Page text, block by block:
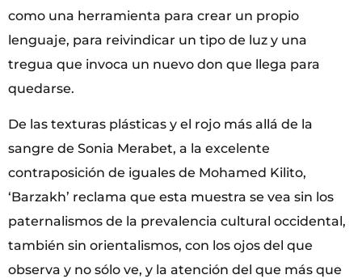
como una herramienta para crear un propio
lenguaje, para reivindicar un tipo de luz y una
tregua que invoca un nuevo don que llega para
quedarse.
De las texturas plásticas y el rojo más allá de la
sangre de Sonia Merabet, a la excelente
contraposición de iguales de Mohamed Kilito,
‘Barzakh’ reclama que esta muestra se vea sin los
paternalismos de la prevalencia cultural occidental,
también sin orientalismos, con los ojos del que
observa y no sólo ve, y la atención del que más que